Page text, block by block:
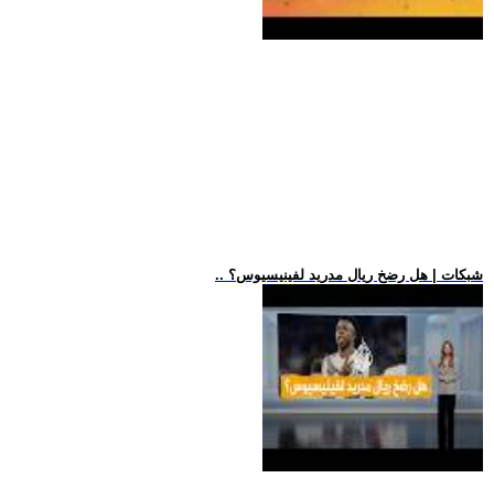
.. شبكات | هل رضخ ريال مدريد لفينيسيوس؟